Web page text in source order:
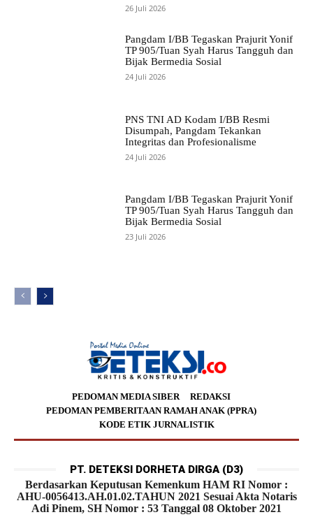
26 Juli 2026
Pangdam I/BB Tegaskan Prajurit Yonif
TP 905/Tuan Syah Harus Tangguh dan
Bijak Bermedia Sosial
24 Juli 2026
PNS TNI AD Kodam I/BB Resmi
Disumpah, Pangdam Tekankan
Integritas dan Profesionalisme
24 Juli 2026
Pangdam I/BB Tegaskan Prajurit Yonif
TP 905/Tuan Syah Harus Tangguh dan
Bijak Bermedia Sosial
23 Juli 2026
PEDOMAN MEDIA SIBER
REDAKSI
PEDOMAN PEMBERITAAN RAMAH ANAK (PPRA)
KODE ETIK JURNALISTIK
PT. DETEKSI DORHETA DIRGA (D3)
Berdasarkan Keputusan Kemenkum HAM RI Nomor :
AHU-0056413.AH.01.02.TAHUN 2021 Sesuai Akta Notaris
Adi Pinem, SH Nomor : 53 Tanggal 08 Oktober 2021